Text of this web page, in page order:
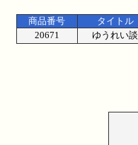
商品番号 タイトル
20671
ゆうれい談